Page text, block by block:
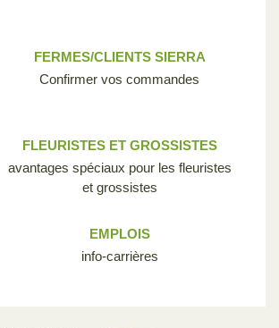
FERMES/CLIENTS SIERRA
Confirmer vos commandes
FLEURISTES ET GROSSISTES
avantages spéciaux pour les fleuristes
et grossistes
EMPLOIS
info-carrières